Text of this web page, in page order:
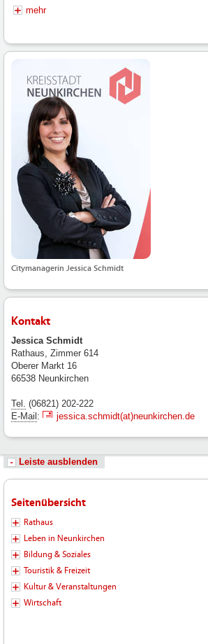
mehr
Citymanagerin Jessica Schmidt
Kontakt
Jessica Schmidt
Rathaus, Zimmer 614
Oberer Markt 16
66538 Neunkirchen
Tel.
(06821) 202-222
E-Mail : jessica.schmidt(at)neunkirchen.de
Leiste ausblenden
Seitenübersicht
Rathaus
Leben in Neunkirchen
Bildung & Soziales
Touristik & Freizeit
Kultur & Veranstaltungen
Wirtschaft